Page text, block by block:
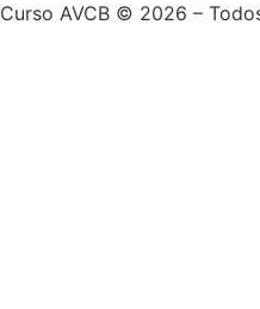
Curso AVCB © 2026 –